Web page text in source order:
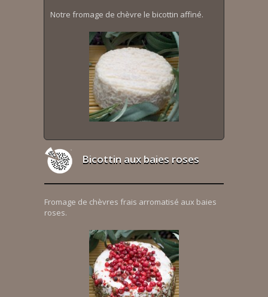
Notre fromage de chèvre le bicottin affiné.
Bicottin aux baies roses
Fromage de chèvres frais arromatisé aux baies
roses.